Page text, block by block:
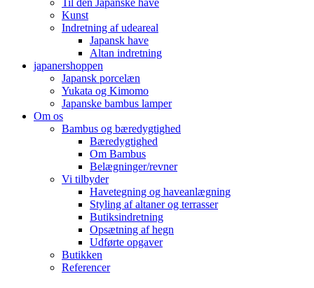
Til den Japanske have
Kunst
Indretning af udeareal
Japansk have
Altan indretning
japanershoppen
Japansk porcelæn
Yukata og Kimomo
Japanske bambus lamper
Om os
Bambus og bæredygtighed
Bæredygtighed
Om Bambus
Belægninger/revner
Vi tilbyder
Havetegning og haveanlægning
Styling af altaner og terrasser
Butiksindretning
Opsætning af hegn
Udførte opgaver
Butikken
Referencer